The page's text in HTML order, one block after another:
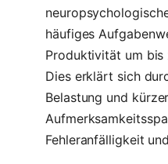
häufiges
Produktivität um bis
Dies erklärt sich
Belastung und
Fehleranfälligkeit